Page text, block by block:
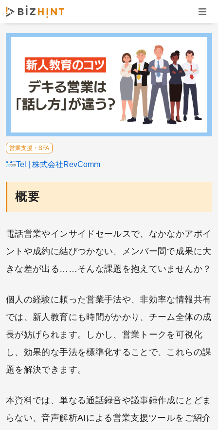
ナビ
概要
電話営業やインサイドセールスで、なかなかアポイ
ントや成約に結びつかない、メンバー間で成果に大
きな差が出る……そんな課題を抱えていませんか？
個人の経験に頼った営業手法や、非効率な情報共有
では、新人教育にも時間がかかり、チーム全体の成
長が妨げられます。しかし、営業トークを可視化
し、効果的な手法を標準化することで、これらの課
題を解決できます。
本資料では、単なる通話録音や議事録作成にとどま
らない、音声解析AIによる営業支援ツールをご紹介
営業支援・SFA
MiiTel 株式会社RevComm